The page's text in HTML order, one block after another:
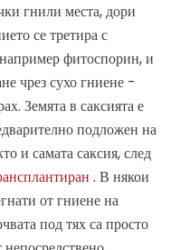
гнили места, дори
се третира с
фитоспорин, и
чрез сухо гниене -
Земята в саксията е
подложен на
и самата саксия, след
. В някои
от гниене на
под тях са просто